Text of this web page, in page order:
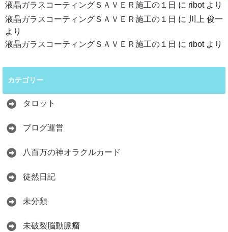
液晶ガラスコーティングＳＡＶＥＲ施工の１日 に ribotより
液晶ガラスコーティングＳＡＶＥＲ施工の１日 に 川上 俊一
より
液晶ガラスコーティングＳＡＶＥＲ施工の１日 に ribotより
カテゴリー
タロット
ブログ運営
八百万の神オラクルカード
徒然日記
未分類
未破裂脳動脈瘤